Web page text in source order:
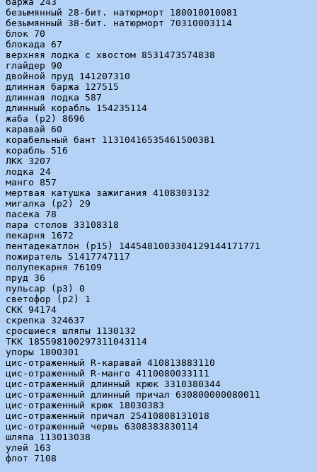
безымянный 28-бит. натюрморт 180010010081
безымянный 38-бит. натюрморт 70310003114
блок 70
блокада 67
верхняя лодка с хвостом 8531473574838
глайдер 90
двойной пруд 141207310
длинная баржа 127515
длинная лодка 587
длинный корабль 154235114
жаба (p2) 8696
каравай 60
корабельный бант 11310416535461500381
корабль 516
ЛКК 3207
лодка 24
манго 857
мертвая катушка зажигания 4108303132
мигалка (p2) 29
пасека 78
пара столов 33108318
пекарня 1672
пентадекатлон (p15) 1445481003304129144171771
пожиратель 51417747117
полупекарня 76109
пруд 36
пульсар (p3) 0
светофор (p2) 1
СКК 94174
скрепка 324637
сросшиеся шляпы 1130132
ТКК 185598100297311043114
упоры 1800301
цис-отраженный R-каравай 410813883110
цис-отраженный R-манго 4110080033111
цис-отраженный длинный крюк 3310380344
цис-отраженный длинный причал 630800000080011
цис-отраженный крюк 18030383
цис-отраженный причал 25410808131018
цис-отраженный червь 6308383830114
шляпа 113013038
улей 163